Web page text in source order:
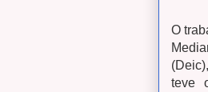
O
teve